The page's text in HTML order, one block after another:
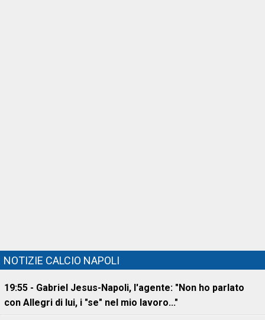
NOTIZIE CALCIO NAPOLI
19:55 - Gabriel Jesus-Napoli, l'agente: "Non ho parlato
con Allegri di lui, i "se" nel mio lavoro..."